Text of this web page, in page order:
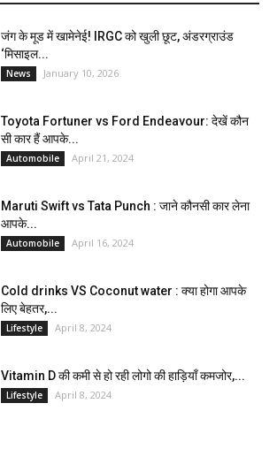
जंग के मूड में खामेनेई! IRGC को खुली छूट, अंडरग्राउंड
‘मिसाइल...
News January 10, 2026
Toyota Fortuner vs Ford Endeavour: देखें कौन
सी कार हैं आपके...
Automobile April 21, 2024
Maruti Swift vs Tata Punch : जाने कौनसी कार लेना
आपके...
Automobile April 16, 2024
Cold drinks VS Coconut water : क्या होगा आपके
लिए बेहतर,...
Lifestyle April 8, 2024
Vitamin D की कमी से हो रही लोगो की हाड़ियाँ कमजोर,...
Lifestyle April 8, 2024